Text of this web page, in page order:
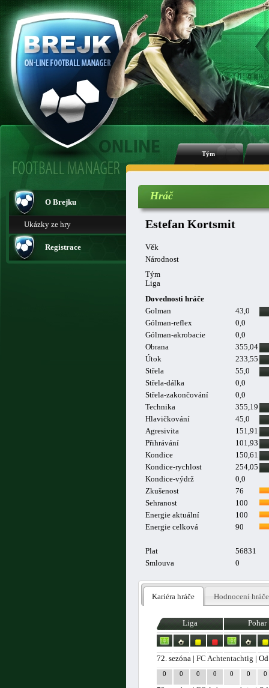
Tým
O Brejku
Ukázky ze hry
Registrace
Hráč
Estefan Kortsmit
Věk
Národnost
Tým
Liga
Dovednosti hráče
Golman
43,0
Gólman-reflex
0,0
Gólman-akrobacie
0,0
Obrana
355,04
Útok
233,55
Střela
55,0
Střela-dálka
0,0
Střela-zakončování
0,0
Technika
355,19
Hlavičkování
45,0
Agresivita
151,91
Přihrávání
101,93
Kondice
150,61
Kondice-rychlost
254,05
Kondice-výdrž
0,0
Zkušenost
76
Sehranost
100
Energie aktuální
100
Energie celková
90
Plat
56831
Smlouva
0
Kariéra hráče Hodnocení hráče
Liga Pohar
72. sezóna |FC Achtentachtig |
0 0 0 0 0 0 0